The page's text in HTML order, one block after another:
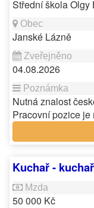
Střední škola Olgy
Janské Lázně
04.08.2026
Nutná znalost
Pracovní pozice
Kuchař -
50 000 Kč